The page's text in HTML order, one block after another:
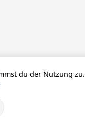
UG
du der Nutzung zu.